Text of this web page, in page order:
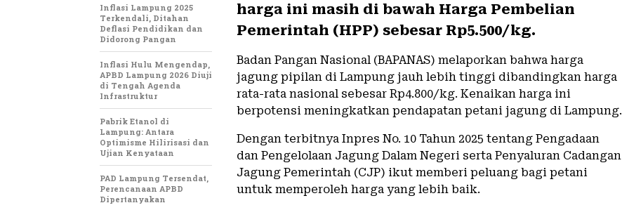
harga ini masih di bawah Harga Pembelian
Pemerintah (HPP) sebesar Rp5.500/kg.
Badan Pangan Nasional (BAPANAS) melaporkan bahwa harga
jagung pipilan di Lampung jauh lebih tinggi dibandingkan harga
rata-rata nasional sebesar Rp4.800/kg. Kenaikan harga ini
berpotensi meningkatkan pendapatan petani jagung di Lampung.
Dengan terbitnya Inpres No. 10 Tahun 2025 tentang Pengadaan
dan Pengelolaan Jagung Dalam Negeri serta Penyaluran Cadangan
Jagung Pemerintah (CJP) ikut memberi peluang bagi petani
untuk memperoleh harga yang lebih baik.
Inflasi Lampung 2025
Terkendali, Ditahan
Deflasi Pendidikan dan
Didorong Pangan
Inflasi Hulu Mengendap,
APBD Lampung 2026 Diuji
di Tengah Agenda
Infrastruktur
Pabrik Etanol di
Lampung: Antara
Optimisme Hilirisasi dan
Ujian Kenyataan
PAD Lampung Tersendat,
Perencanaan APBD
Dipertanyakan